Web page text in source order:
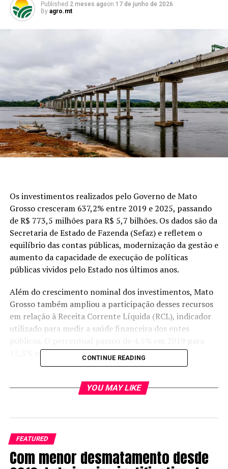
Published 2 meses agoon 17 de junho de 2026
By agro.mt
Os investimentos realizados pelo Governo de Mato
Grosso cresceram 637,2% entre 2019 e 2025, passando
de R$ 773,5 milhões para R$ 5,7 bilhões. Os dados são da
Secretaria de Estado de Fazenda (Sefaz) e refletem o
equilíbrio das contas públicas, modernização da gestão e
aumento da capacidade de execução de políticas
públicas vividos pelo Estado nos últimos anos.
Além do crescimento nominal dos investimentos, Mato
Grosso também ampliou a participação desses recursos
em relação à Receita Corrente Líquida (RCL), indicador
utilizado para medir a saúde financeira dos entes
15,3% em 2025.
refletem a recuperação da capacidade de investimento
“Nós devolvemos o Estado de Mato Grosso para os
mato-grossenses. Em 2019, quando assumimos, o Estado
vivia uma realidade de incerteza e tinha pouca
CONTINUE READING
YOU MAY LIKE
FEATURED
Com menor desmatamento desde